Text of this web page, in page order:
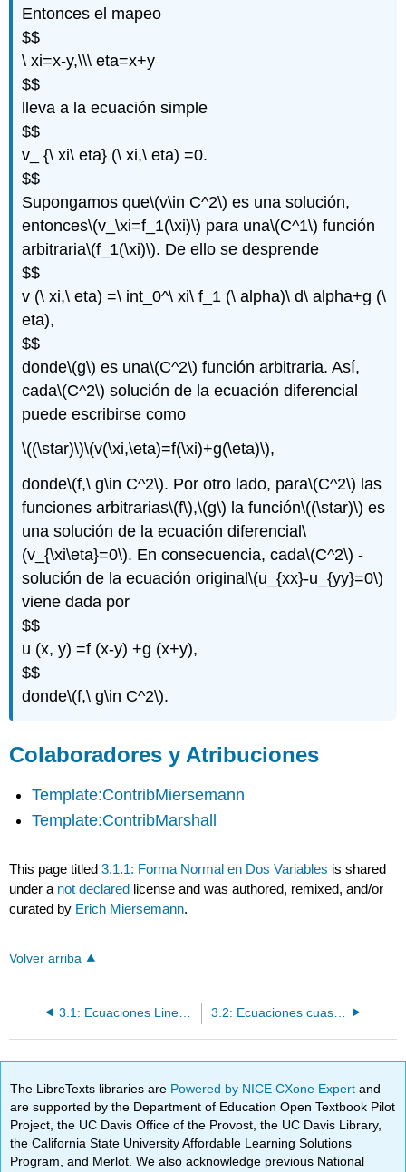
Entonces el mapeo
$$
\ xi=x-y,\\\ eta=x+y
$$
lleva a la ecuación simple
$$
v_ {\ xi\ eta} (\ xi,\ eta) =0.
$$
Supongamos que\(v\in C^2\) es una solución,
entonces\(v_\xi=f_1(\xi)\) para una\(C^1\) función
arbitraria\(f_1(\xi)\). De ello se desprende
$$
v (\ xi,\ eta) =\ int_0^\ xi\ f_1 (\ alpha)\ d\ alpha+g (\
eta),
$$
donde\(g\) es una\(C^2\) función arbitraria. Así,
cada\(C^2\) solución de la ecuación diferencial
puede escribirse como
\((\star)\)\(v(\xi,\eta)=f(\xi)+g(\eta)\),
donde\(f,\ g\in C^2\). Por otro lado, para\(C^2\) las
funciones arbitrarias\(f\),\(g\) la función\((\star)\) es
una solución de la ecuación diferencial\
(v_{\xi\eta}=0\). En consecuencia, cada\(C^2\) -
solución de la ecuación original\(u_{xx}-u_{yy}=0\)
viene dada por
$$
u (x, y) =f (x-y) +g (x+y),
$$
donde\(f,\ g\in C^2\).
Colaboradores y Atribuciones
Template:ContribMiersemann
Template:ContribMarshall
This page titled3.1.1: Forma Normal en Dos Variables is shared
under a not declared license and was authored, remixed, and/or
curated by Erich Miersemann.
Volver arriba
3.1: Ecuaciones Lineales de Segundo Orden 3.2: Ecuaciones cuasilineales de segundo orden
The LibreTexts libraries are Powered by NICE CXone Expertand
are supported by the Department of Education Open Textbook Pilot
Project, the UC Davis Office of the Provost, the UC Davis Library,
the California State University Affordable Learning Solutions
Program, and Merlot. We also acknowledge previous National